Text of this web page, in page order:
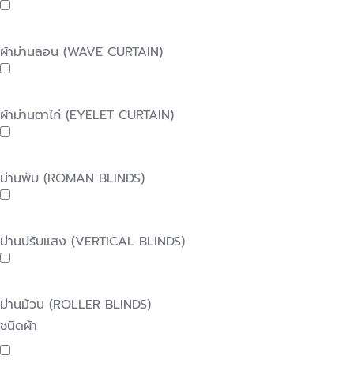
ผ้าม่านลอน (WAVE CURTAIN)
ผ้าม่านตาไก่ (EYELET CURTAIN)
ม่านพับ (ROMAN BLINDS)
ม่านปรับแสง (VERTICAL BLINDS)
ม่านม้วน (ROLLER BLINDS)
ชนิดผ้า